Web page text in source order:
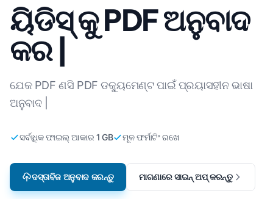
ୟିଡିସ୍ କୁ PDF ଅନୁବାଦ
କର |
ଯେକ PDF ଣସି PDF ଡକ୍ୟୁମେଣ୍ଟ ପାଇଁ ପ୍ରୟାସହୀନ ଭାଷା
ଅନୁବାଦ |
ସର୍ବାଧିକ ଫାଇଲ୍ ଆକାର 1 GB ମୂଳ ଫର୍ମାଟିଂ ରଖେ
ଦସ୍ତାବିଜ ଅନୁବାଦ କରନ୍ତୁ ମାଗଣାରେ ସାଇନ୍ ଅପ୍ କରନ୍ତୁ